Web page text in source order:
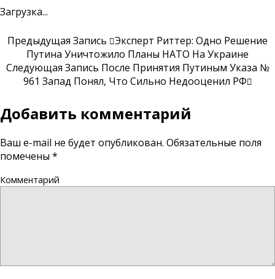
Загрузка...
Предыдущая Запись
Эксперт Риттер: Одно Решение
Путина Уничтожило Планы НАТО На Украине
Следующая Запись После Принятия Путиным Указа №
961 Запад Понял, Что Сильно Недооценил РФ
Добавить комментарий
Ваш e-mail не будет опубликован. Обязательные поля
помечены *
Комментарий